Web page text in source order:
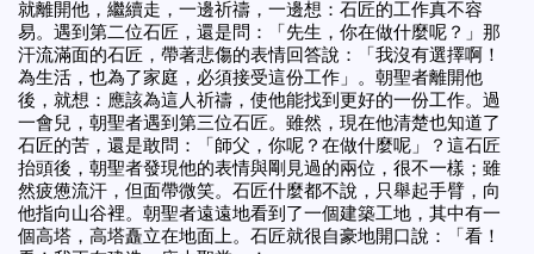
就離開他，繼續走，一邊祈禱，一邊想：石匠的工作真不容
易。遇到第二位石匠，還是問：「先生，你在做什麼呢？」那
汗流滿面的石匠，帶著悲傷的表情回答說：「我沒有選擇啊！
為生活，也為了家庭，必須接受這份工作」。朝聖者離開他
後，就想：應該為這人祈禱，使他能找到更好的一份工作。過
一會兒，朝聖者遇到第三位石匠。雖然，現在他清楚也知道了
石匠的苦，還是敢問：「師父，你呢？在做什麼呢」？這石匠
抬頭後，朝聖者發現他的表情與剛見過的兩位，很不一樣；雖
然疲憊流汗，但面帶微笑。石匠什麼都不說，只舉起手臂，向
他指向山谷裡。朝聖者遠遠地看到了一個建築工地，其中有一
個高塔，高塔矗立在地面上。石匠就很自豪地開口說：「看！